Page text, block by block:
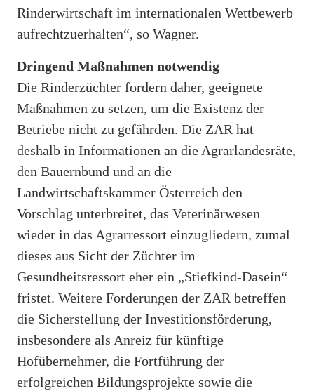
Rinderwirtschaft im internationalen Wettbewerb
aufrechtzuerhalten“, so Wagner.
Dringend Maßnahmen notwendig
Die Rinderzüchter fordern daher, geeignete
Maßnahmen zu setzen, um die Existenz der
Betriebe nicht zu gefährden. Die ZAR hat
deshalb in Informationen an die Agrarlandesräte,
den Bauernbund und an die
Landwirtschaftskammer Österreich den
Vorschlag unterbreitet, das Veterinärwesen
wieder in das Agrarressort einzugliedern, zumal
dieses aus Sicht der Züchter im
Gesundheitsressort eher ein „Stiefkind-Dasein“
fristet. Weitere Forderungen der ZAR betreffen
die Sicherstellung der Investitionsförderung,
insbesondere als Anreiz für künftige
Hofübernehmer, die Fortführung der
erfolgreichen Bildungsprojekte sowie die